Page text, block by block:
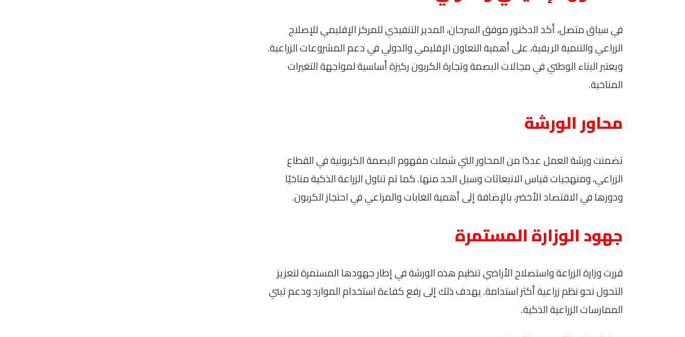
في سياق متصل، أكد الدكتور موفق السرحان، المدير التنفيذي للمركز الإقليمي للإصلاح
الزراعي والتنمية الريفية، على أهمية التعاون الإقليمي والدولي في دعم المشروعات الزراعية.
ويعتبر البناء الوطني في مجالات البصمة وتجارة الكربون ركيزة أساسية لمواجهة التغيرات
المناخية.
محاور الورشة
تضمنت ورشة العمل عددًا من المحاور التي شملت مفهوم البصمة الكربونية في القطاع
الزراعي، ومنهجيات قياس الانبعاثات وسبل الحد منها. كما تم تناول الزراعة الذكية مناخيًا
ودورها في الاقتصاد الأخضر، بالإضافة إلى أهمية الغابات والمراعي في احتجاز الكربون.
جهود الوزارة المستمرة
قررت وزارة الزراعة واستصلاح الأراضي تنظيم هذه الورشة في إطار جهودها المستمرة لتعزيز
التحول نحو نظم زراعية أكثر استدامة. يهدف ذلك إلى رفع كفاءة استخدام الموارد ودعم تبني
الممارسات الزراعية الذكية.